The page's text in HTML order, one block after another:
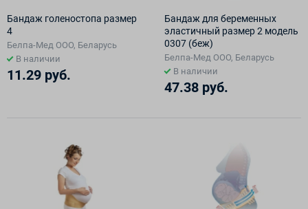
Бандаж голеностопа размер
4
Белпа-Мед ООО, Беларусь
В наличии
11.29 руб.
Бандаж для беременных
эластичный размер 2 модель
0307 (беж)
Белпа-Мед ООО, Беларусь
В наличии
47.38 руб.